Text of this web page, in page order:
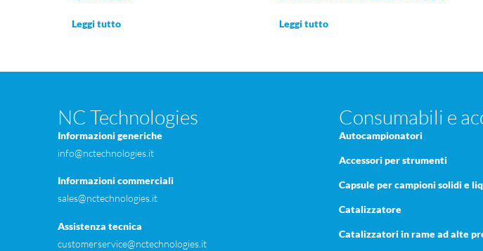
Leggi tutto Leggi tutto
NC Technologies
Informazioni generiche
info@nctechnologies.it
Informazioni commerciali
sales@nctechnologies.it
Assistenza tecnica
customerservice@nctechnologies.it
Consumabili e
Autocampionatori
Accessori per strumenti
Capsule per campioni solidi e
Catalizzatore
Catalizzatori in rame ad alte